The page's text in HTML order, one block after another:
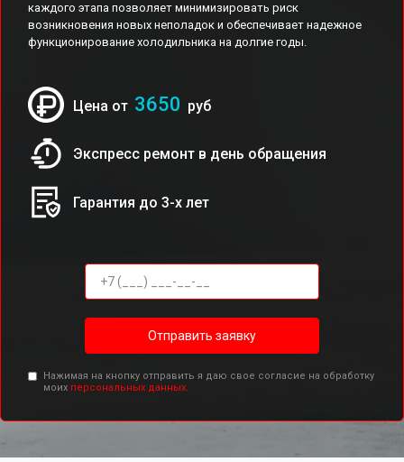
каждого этапа позволяет минимизировать риск
возникновения новых неполадок и обеспечивает надежное
функционирование холодильника на долгие годы.
Цена от 3650 руб
Экспресс ремонт в день обращения
Гарантия до 3-х лет
Отправить заявку
Нажимая на кнопку отправить я даю свое согласие на обработку
моих персональных данных.